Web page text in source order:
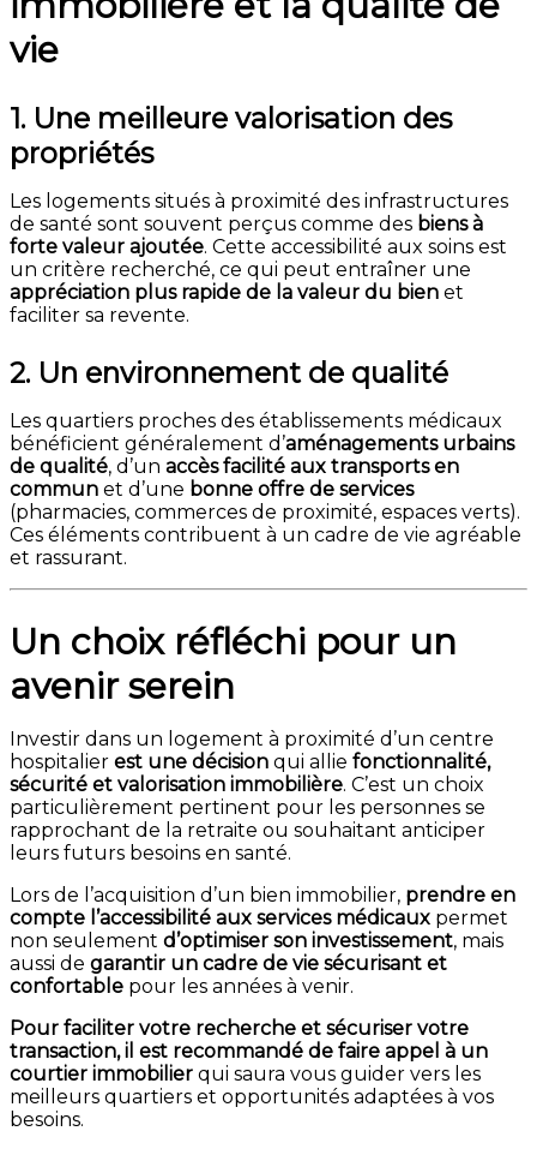
vie
1. Une meilleure valorisation des
propriétés
Les logements situés à proximité des infrastructures
de santé sont souvent perçus comme des biens à
forte valeur ajoutée. Cette accessibilité aux soins est
un critère recherché, ce qui peut entraîner une
appréciation plus rapide de la valeur du bien et
faciliter sa revente.
2. Un environnement de qualité
Les quartiers proches des établissements médicaux
bénéficient généralement d’aménagements urbains
de qualité, d’un accès facilité aux transports en
commun et d’une bonne offre de services
(pharmacies, commerces de proximité, espaces verts).
Ces éléments contribuent à un cadre de vie agréable
et rassurant.
Un choix réfléchi pour un
avenir serein
Investir dans un logement à proximité d’un centre
hospitalier est une décision qui allie fonctionnalité,
sécurité et valorisation immobilière. C’est un choix
particulièrement pertinent pour les personnes se
rapprochant de la retraite ou souhaitant anticiper
leurs futurs besoins en santé.
Lors de l’acquisition d’un bien immobilier, prendre en
compte l’accessibilité aux services médicaux permet
non seulement d’optimiser son investissement, mais
aussi de garantir un cadre de vie sécurisant et
confortable pour les années à venir.
Pour faciliter votre recherche et sécuriser votre
transaction, il est recommandé de faire appel à un
courtier immobilier qui saura vous guider vers les
meilleurs quartiers et opportunités adaptées à vos
besoins.